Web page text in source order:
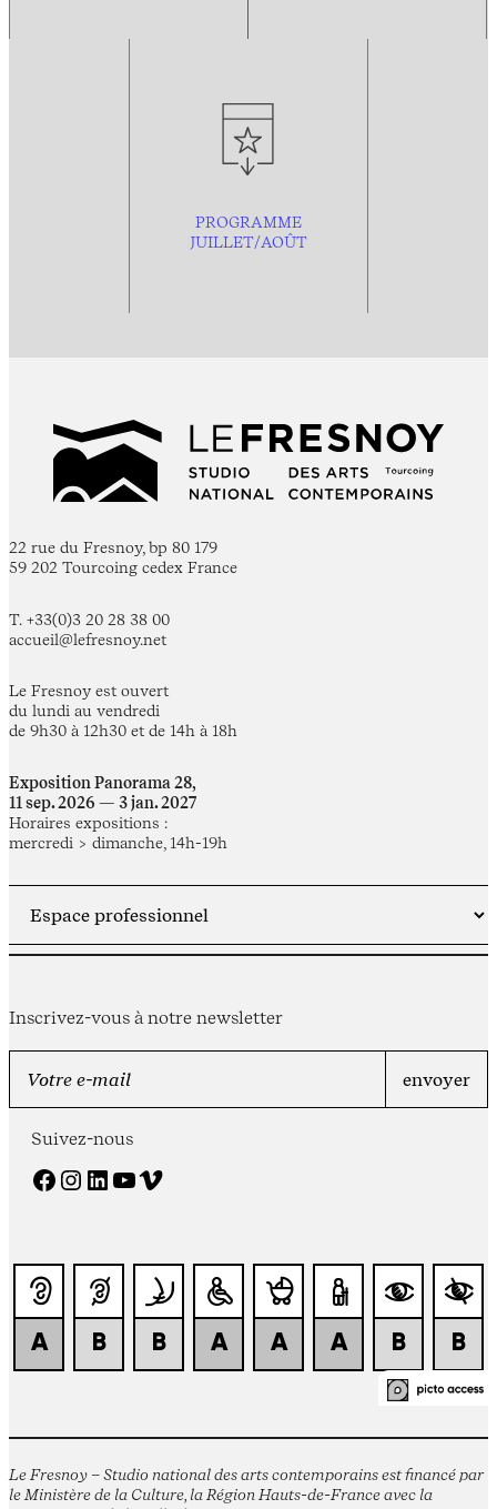
PROGRAMME
JUILLET/AOÛT
22 rue du Fresnoy, bp 80 179
59 202 Tourcoing cedex France
T. +33(0)3 20 28 38 00
accueil@lefresnoy.net
Le Fresnoy est ouvert
du lundi au vendredi
de 9h30 à 12h30 et de 14h à 18h
Exposition Panorama 28,
11 sep. 2026 — 3 jan. 2027
Horaires expositions :
mercredi > dimanche, 14h-19h
Inscrivez-vous à notre newsletter
Suivez-nous
Facebook Instagram LinkedIn YouTube Vimeo
Le Fresnoy – Studio national des arts contemporains est financé par
le Ministère de la Culture, la Région Hauts-de-France avec la